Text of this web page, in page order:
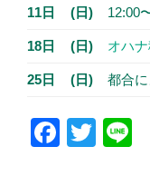
11日 (日) 12:00
18日 (日) オハ
25日 (日) 都合に
F
T